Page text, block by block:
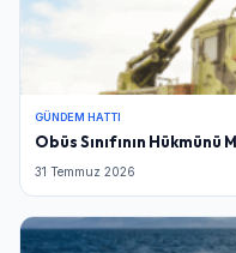
GÜNDEM HATTI
Obüs Sınıfının Hükmünü
31 Temmuz 2026